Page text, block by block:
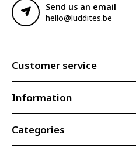
Send us an email
hello@luddites.be
Customer service
Information
Categories